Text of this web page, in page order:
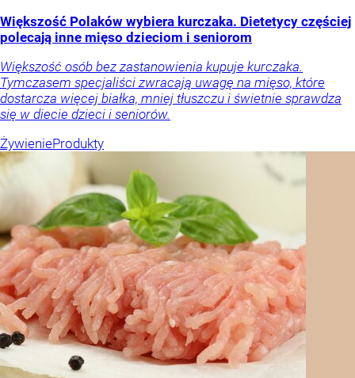
Większość Polaków wybiera kurczaka. Dietetycy częściej
polecają inne mięso dzieciom i seniorom
Większość osób bez zastanowienia kupuje kurczaka.
Tymczasem specjaliści zwracają uwagę na mięso, które
dostarcza więcej białka, mniej tłuszczu i świetnie sprawdza
się w diecie dzieci i seniorów.
ŻywienieProdukty